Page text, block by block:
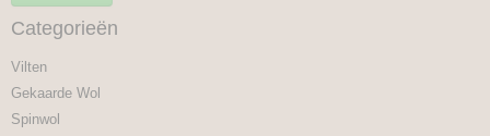
Categorieën
Vilten
Gekaarde Wol
Spinwol